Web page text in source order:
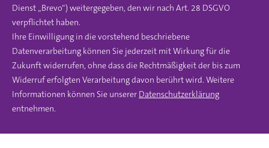
Dienst „Brevo“) weitergegeben, den wir nach Art. 28 DSGVO
verpflichtet haben.
Ihre Einwilligung in die vorstehend beschriebene
Datenverarbeitung können Sie jederzeit mit Wirkung für die
Zukunft widerrufen, ohne dass die Rechtmäßigkeit der bis zum
Widerruf erfolgten Verarbeitung davon berührt wird. Weitere
Informationen können Sie unserer Datenschutzerklärung
entnehmen.